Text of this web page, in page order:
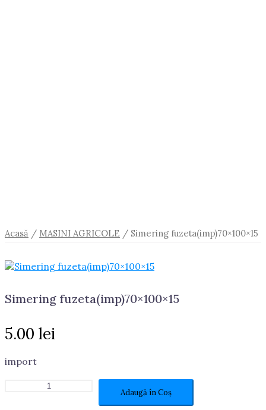
Acasă / MASINI AGRICOLE / Simering fuzeta(imp)70×100×15
Simering fuzeta(imp)70×100×15
5.00 lei
import
Adaugă în Coș